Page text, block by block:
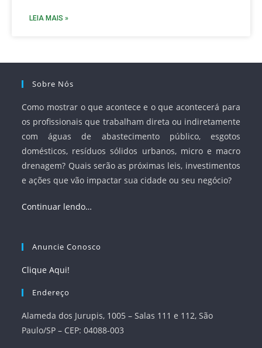
LEIA MAIS »
Sobre Nós
Como mostrar o que acontece e o que acontecerá para
os profissionais que trabalham direta ou indiretamente
com águas de abastecimento público, esgotos
domésticos, resíduos sólidos urbanos, micro e macro
drenagem? Quais serão as próximas leis, investimentos
e ações que vão impactar sua cidade ou seu negócio?
Continuar lendo…
Anuncie Conosco
Clique Aqui!
Endereço
Alameda dos Jurupis, 1005 – Salas 111 e 112, São
Paulo/SP – CEP: 04088-003